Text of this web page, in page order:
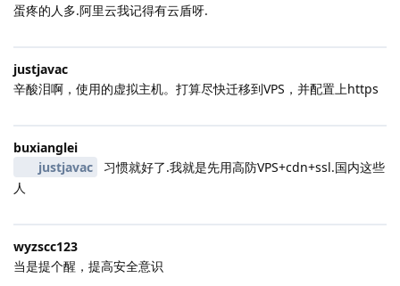
蛋疼的人多.阿里云我记得有云盾呀.
justjavac
辛酸泪啊，使用的虚拟主机。打算尽快迁移到VPS，并配置上https
buxianglei
justjavac
习惯就好了.我就是先用高防VPS+cdn+ssl.国内这些
人
wyzscc123
当是提个醒，提高安全意识